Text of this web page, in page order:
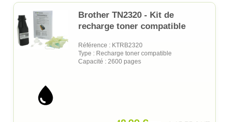
Brother TN2320 - Kit de
recharge toner compatible
Référence : KTRB2320
Type : Recharge toner compatible
Capacité : 2600 pages